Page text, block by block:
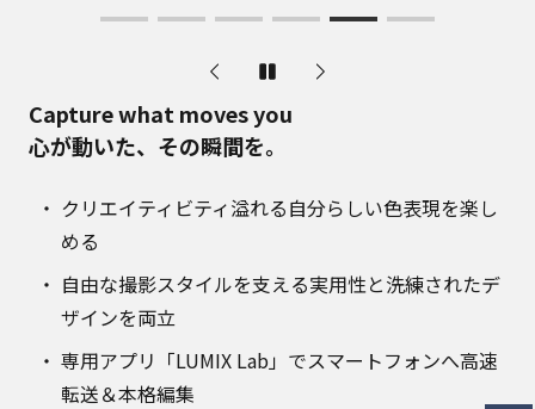
Capture what moves you
心が動いた、その瞬間を。
クリエイティビティ溢れる自分らしい色表現を楽し
める
自由な撮影スタイルを支える実用性と洗練されたデ
ザインを両立
専用アプリ「LUMIX Lab」でスマートフォンへ高速
転送＆本格編集